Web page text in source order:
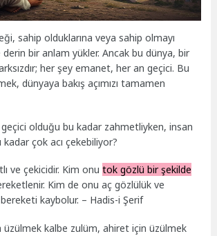
sahip olduklarına veya sahip olmayı
derin bir anlam yükler. Ancak bu dünya, bir
her şey emanet, her an geçici. Bu
dünyaya bakış açımızı tamamen
olduğu bu kadar zahmetliyken, insan
kadar çok acı çekebiliyor?
ve çekicidir. Kim onutok gözlü bir şekilde
Kim de onu aç gözlülük ve
kaybolur. – Hadis-i Şerif
üzülmek kalbe zulüm, ahiret için üzülmek